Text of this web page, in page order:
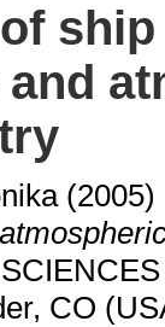
(2005)
CO